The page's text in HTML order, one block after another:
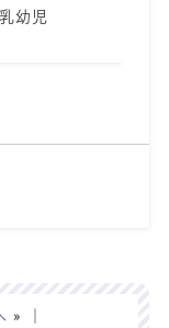
幼児
» ｜